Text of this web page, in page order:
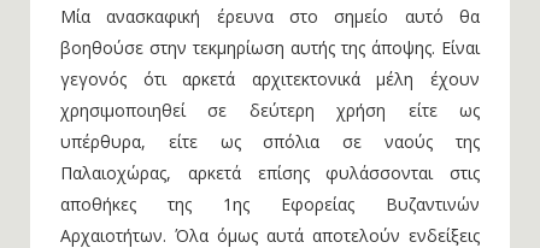
Μία ανασκαφική έρευνα στο σημείο αυτό θα
βοηθούσε στην τεκμηρίωση αυτής της άποψης. Είναι
γεγονός ότι αρκετά αρχιτεκτονικά μέλη έχουν
χρησιμοποιηθεί σε δεύτερη χρήση είτε ως
υπέρθυρα, είτε ως σπόλια σε ναούς της
Παλαιοχώρας, αρκετά επίσης φυλάσσονται στις
αποθήκες της 1ης Εφορείας Βυζαντινών
Αρχαιοτήτων. Όλα όμως αυτά αποτελούν ενδείξεις